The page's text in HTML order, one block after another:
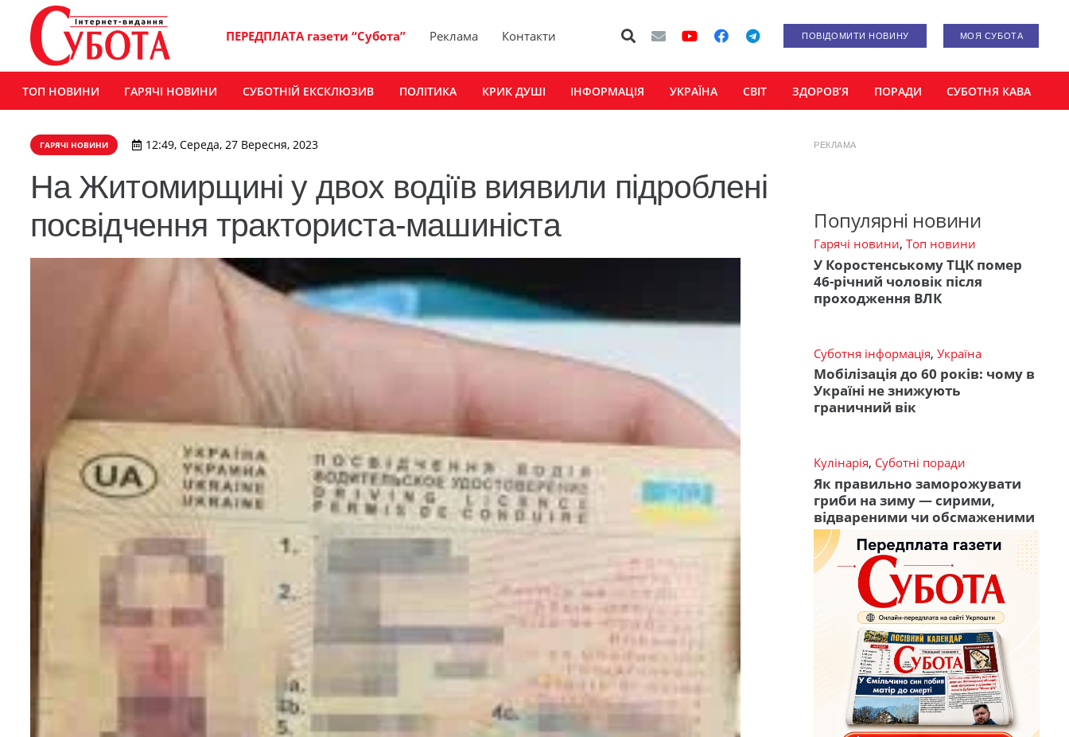
ПЕРЕДПЛАТА газети “Субота” Реклама Контакти ПОВІДОМИТИ НОВИНУ МОЯ СУБОТА
ТОП НОВИНИ ГАРЯЧІ НОВИНИ СУБОТНІЙ ЕКСКЛЮЗИВ ПОЛІТИКА КРИК ДУШІ ІНФОРМАЦІЯ УКРАЇНА СВІТ ЗДОРОВ’Я ПОРАДИ СУБОТНЯ КАВА
ГАРЯЧІ НОВИНИ 12:49, Середа, 27 Вересня, 2023
На Житомирщині у двох водіїв виявили підроблені
посвідчення тракториста-машиніста
РЕКЛАМА
Популярні новини
Гарячі новини, Топ новини
У Коростенському ТЦК помер
46-річний чоловік після
проходження ВЛК
Суботня інформація, Україна
Мобілізація до 60 років: чому в
Україні не знижують
граничний вік
Кулінарія, Суботні поради
Як правильно заморожувати
гриби на зиму — сирими,
відвареними чи обсмаженими